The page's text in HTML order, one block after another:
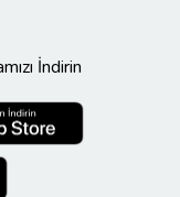
İndirin